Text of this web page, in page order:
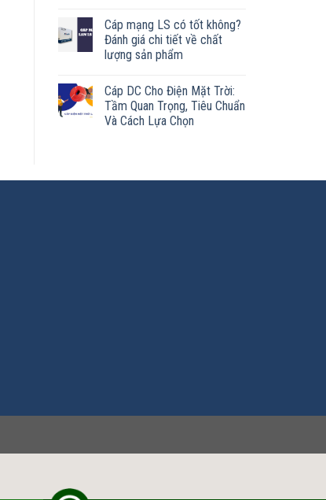
Cáp mạng LS có tốt không?
Đánh giá chi tiết về chất
lượng sản phẩm
Cáp DC Cho Điện Mặt Trời:
Tầm Quan Trọng, Tiêu Chuẩn
Và Cách Lựa Chọn